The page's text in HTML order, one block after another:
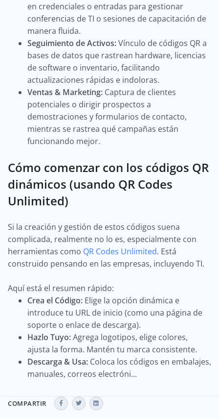
en credenciales o entradas para gestionar
conferencias de TI o sesiones de capacitación de
manera fluida.
Seguimiento de Activos:Vínculo de códigos QR a
bases de datos que rastrean hardware, licencias
de software o inventario, facilitando
actualizaciones rápidas e indoloras.
Ventas & Marketing: Captura de clientes
potenciales o dirigir prospectos a
demostraciones y formularios de contacto,
mientras se rastrea qué campañas están
funcionando mejor.
Cómo comenzar con los códigos QR
dinámicos (usando QR Codes
Unlimited)
Si la creación y gestión de estos códigos suena
complicada, realmente no lo es, especialmente con
herramientas como QR Codes Unlimited. Está
construido pensando en las empresas, incluyendo TI.
Aquí está el resumen rápido:
Crea el Código: Elige la opción dinámica e
introduce tu URL de inicio (como una página de
soporte o enlace de descarga).
Hazlo Tuyo:Agrega logotipos, elige colores,
ajusta la forma. Mantén tu marca consistente.
Descarga & Usa: Coloca los códigos en embalajes,
manuales, correos electróni...
COMPARTIR